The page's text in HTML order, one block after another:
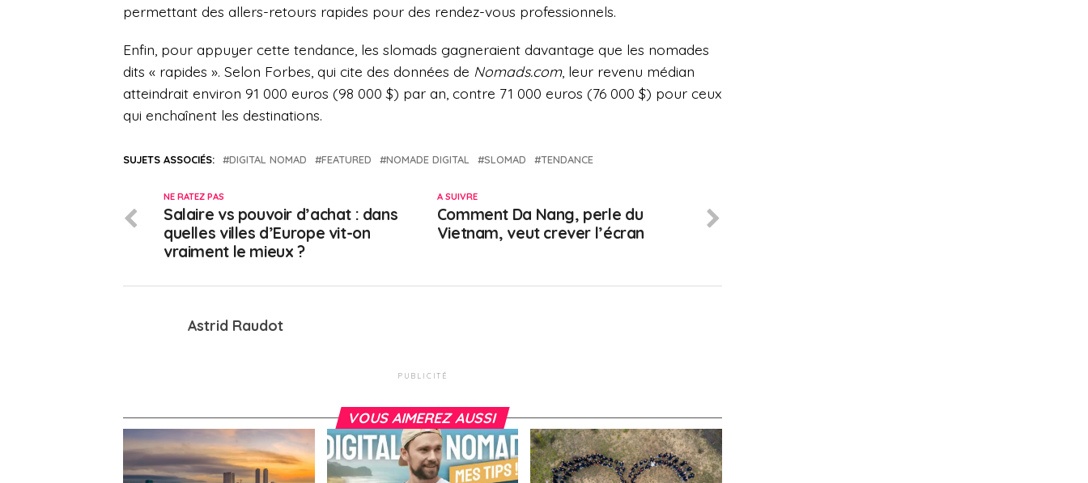
permettant des allers-retours rapides pour des rendez-vous professionnels.
Enfin, pour appuyer cette tendance, les slomads gagneraient davantage que les nomades
dits « rapides ». Selon Forbes, qui cite des données de Nomads.com, leur revenu médian
atteindrait environ 91 000 euros (98 000 $) par an, contre 71 000 euros (76 000 $) pour ceux
qui enchaînent les destinations.
SUJETS ASSOCIÉS: DIGITAL NOMAD FEATURED NOMADE DIGITAL SLOMAD TENDANCE
A SUIVRE
Comment Da Nang, perle du
Vietnam, veut crever l’écran
NE RATEZ PAS
Salaire vs pouvoir d’achat : dans
quelles villes d’Europe vit-on
vraiment le mieux ?
Astrid Raudot
PUBLICITÉ
VOUS AIMEREZ AUSSI